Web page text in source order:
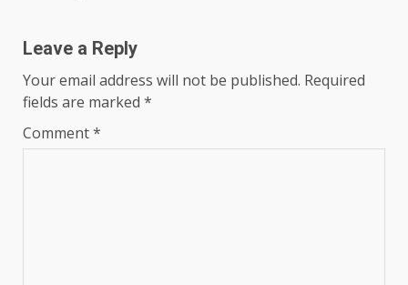
Leave a Reply
Your email address will not be published. Required
fields are marked *
Comment*